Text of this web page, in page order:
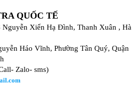
QUỐC TẾ
Xiển Hạ Đình, Thanh Xuân , Hà
Háo Vĩnh, Phường Tân Quý, Quận
Zalo- sms)